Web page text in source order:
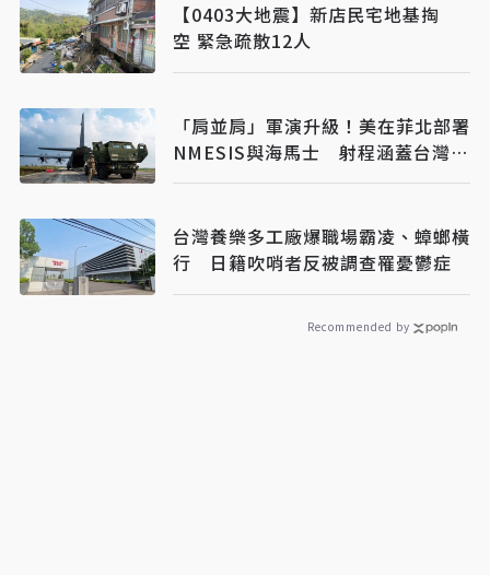
【0403大地震】新店民宅地基掏
空 緊急疏散12人
「肩並肩」軍演升級！美在菲北部署
NMESIS與海馬士 射程涵蓋台灣南
端
台灣養樂多工廠爆職場霸凌、蟑螂橫
行 日籍吹哨者反被調查罹憂鬱症
Recommended by